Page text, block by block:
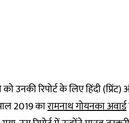
उनकी रिपोर्ट के लिए हिंदी
2019 कारामनाथ गोयनका अवार्ड